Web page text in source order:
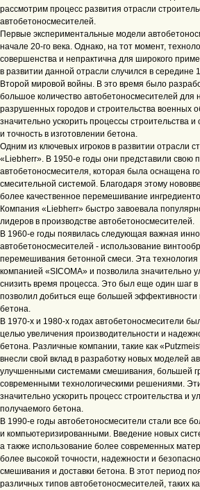
рассмотрим процесс развития отрасли
автобетоносмесителей.
Первые экспериментальные модели
начале 20-го века. Однако, на тот момент,
совершенства и непрактична для широкого
в развитии данной отрасли случился в середине
Второй мировой войны. В это время было
большое количество автобетоносмесителей для
разрушенных городов и строительства военных
значительно ускорить процессы строительства
и точность в изготовлении бетона.
Одним из ключевых игроков в развитии отрасли
«Liebherr». В 1950-е годы они представили свою
автобетоносмесителя, которая была оснащена
смесительной системой. Благодаря этому
более качественное перемешивание
Компания «Liebherr» быстро завоевала
лидеров в производстве автобетоносмесителей.
В 1960-е годы появилась следующая важная
автобетоносмесителей - использование
перемешивания бетонной смеси. Эта
компанией «SICOMA» и позволила значительно
снизить время процесса. Это был еще один шаг в
позволил добиться еще большей эффективности
бетона.
В 1970-х и 1980-х годах автобетоносмесители
целью увеличения производительности и
бетона. Различные компании, такие как
внесли свой вклад в разработку новых моделей
улучшенными системами смешивания, большей
современными технологическими решениями.
значительно ускорить процесс строительства и
получаемого бетона.
В 1990-е годы автобетоносмесители стали все
и компьютеризированными. Введение новых
а также использование более современных
более высокой точности, надежности и
смешивания и доставки бетона. В этот период
различных типов автобетоносмесителей, таких